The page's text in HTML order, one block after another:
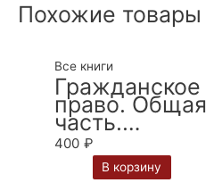
Похожие товары
Все книги
Гражданское
право. Общая
часть.
Практикум:
учебно-
методическо
400 ₽
В корзину